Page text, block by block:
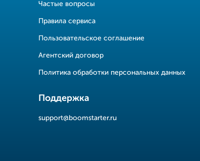
Частые вопросы
Правила сервиса
Пользовательское соглашение
Агентский договор
Политика обработки персональных данных
Поддержка
support@boomstarter.ru